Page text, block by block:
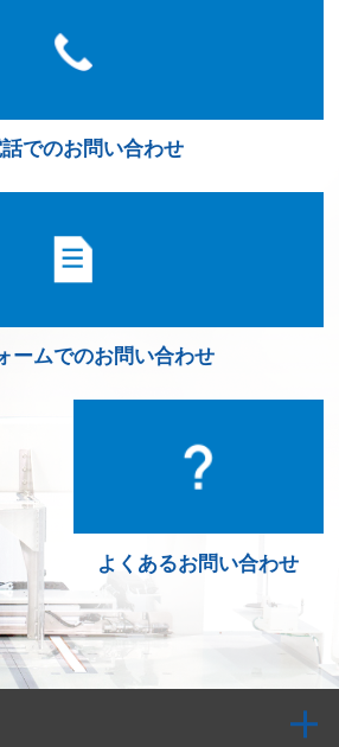
でのお問い合わせ
ームでのお問い合わせ
よくあるお問い合わせ